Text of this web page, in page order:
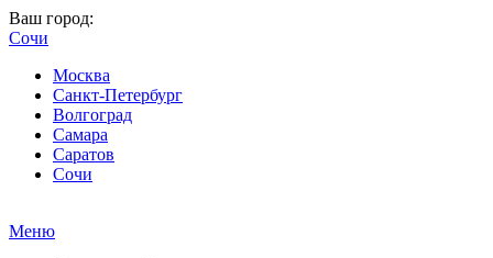
Ваш город:
Сочи
Москва
Санкт-Петербург
Волгоград
Самара
Саратов
Сочи
Меню